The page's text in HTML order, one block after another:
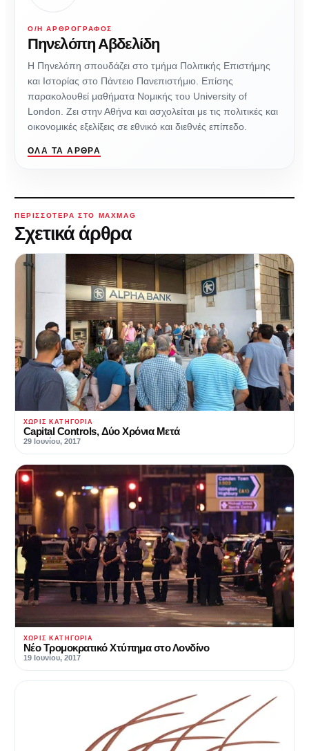
Ο/Η ΑΡΘΡΟΓΡΆΦΟΣ
Πηνελόπη Αβδελίδη
Η Πηνελόπη σπουδάζει στο τμήμα Πολιτικής Επιστήμης
και Ιστορίας στο Πάντειο Πανεπιστήμιο. Επίσης
παρακολουθεί μαθήματα Νομικής του University of
London. Ζει στην Αθήνα και ασχολείται με τις πολιτικές και
οικονομικές εξελίξεις σε εθνικό και διεθνές επίπεδο.
ΌΛΑ ΤΑ ΆΡΘΡΑ
ΠΕΡΙΣΣΌΤΕΡΑ ΣΤΟ MAXMAG
Σχετικά άρθρα
ΧΩΡΊΣ ΚΑΤΗΓΟΡΊΑ
Capital Controls, Δύο Χρόνια Μετά
29 Ιουνίου, 2017
ΧΩΡΊΣ ΚΑΤΗΓΟΡΊΑ
Νέο Τρομοκρατικό Χτύπημα στο Λονδίνο
19 Ιουνίου, 2017